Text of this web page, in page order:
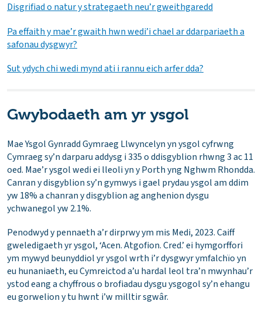
Disgrifiad o natur y strategaeth neu’r gweithgaredd
Pa effaith y mae’r gwaith hwn wedi’i chael ar ddarpariaeth a
safonau dysgwyr?
Sut ydych chi wedi mynd ati i rannu eich arfer dda?
Gwybodaeth am yr ysgol
Mae Ysgol Gynradd Gymraeg Llwyncelyn yn ysgol cyfrwng
Cymraeg sy’n darparu addysg i 335 o ddisgyblion rhwng 3 ac 11
oed. Mae’r ysgol wedi ei lleoli yn y Porth yng Nghwm Rhondda.
Canran y disgyblion sy’n gymwys i gael prydau ysgol am ddim
yw 18% a chanran y disgyblion ag anghenion dysgu
ychwanegol yw 2.1%.
Penodwyd y pennaeth a’r dirprwy ym mis Medi, 2023. Caiff
gweledigaeth yr ysgol, ‘Acen. Atgofion. Cred.’ ei hymgorffori
ym mywyd beunyddiol yr ysgol wrth i’r dysgwyr ymfalchïo yn
eu hunaniaeth, eu Cymreictod a’u hardal leol tra’n mwynhau’r
ystod eang a chyffrous o brofiadau dysgu ysgogol sy’n ehangu
eu gorwelion y tu hwnt i’w milltir sgwâr.